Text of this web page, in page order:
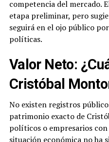
competencia del mercado.
etapa preliminar, pero
seguirá en el ojo público
políticas.
Valor Neto:
Cristóbal
No existen registros
patrimonio exacto de
políticos o empresarios
situación económica no ha